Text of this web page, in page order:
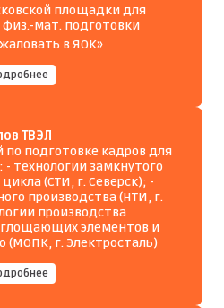
площадки для
мат. подготовки
в ЯОК»
ТВЭЛ
подготовке кадров для
технологии замкнутого
(СТИ, г. Северск); -
производства (НТИ, г.
производства
элементов и
(МОПК, г. Электросталь)